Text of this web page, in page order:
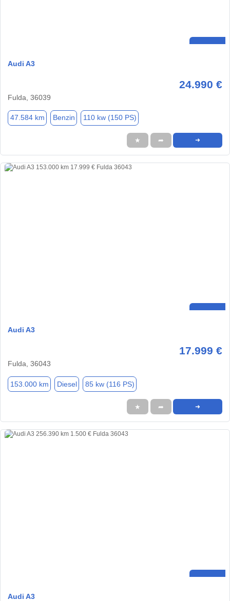
Audi A3
24.990 €
Fulda, 36039
47.584 km Benzin 110 kw (150 PS)
★ ➦ ➜
Audi A3
17.999 €
Fulda, 36043
153.000 km Diesel 85 kw (116 PS)
★ ➦ ➜
Audi A3